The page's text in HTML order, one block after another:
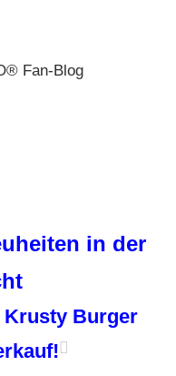
Fan-Blog
in der
Krusty Burger